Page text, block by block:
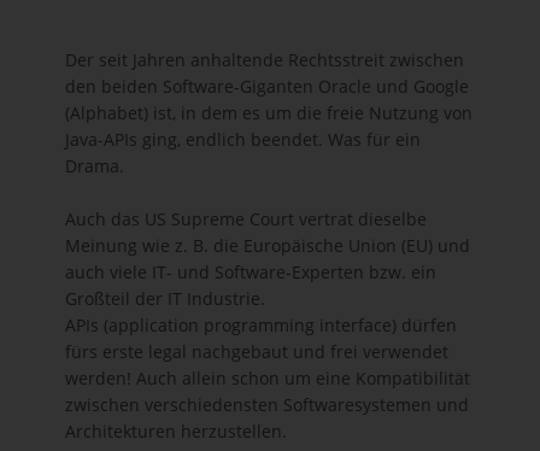
Der seit Jahren anhaltende Rechtsstreit zwischen
den beiden Software-Giganten Oracle und Google
(Alphabet) ist, in dem es um die freie Nutzung von
Java-APIs ging, endlich beendet. Was für ein
Drama.
Auch das US Supreme Court vertrat dieselbe
Meinung wie z. B. die Europäische Union (EU) und
auch viele IT- und Software-Experten bzw. ein
Großteil der IT Industrie.
APIs (application programming interface) dürfen
fürs erste legal nachgebaut und frei verwendet
werden! Auch allein schon um eine Kompatibilität
zwischen verschiedensten Softwaresystemen und
Architekturen herzustellen.